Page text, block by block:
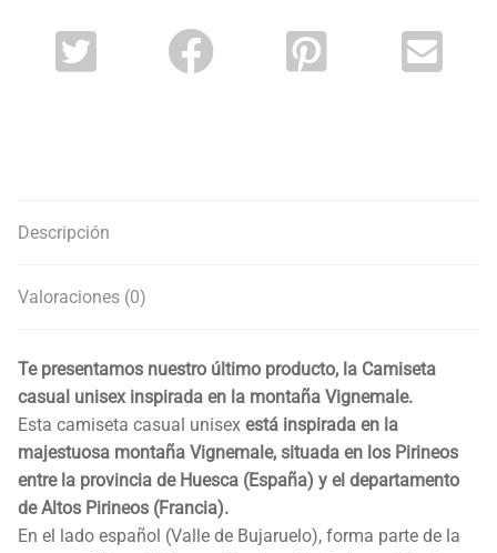
Descripción
Valoraciones (0)
Te presentamos nuestro último producto, la Camiseta
casual unisex inspirada en la montaña Vignemale.
Esta camiseta casual unisex está inspirada en la
majestuosa montaña Vignemale, situada en los Pirineos
entre la provincia de Huesca (España) y el departamento
de Altos Pirineos (Francia).
En el lado español (Valle de Bujaruelo), forma parte de la